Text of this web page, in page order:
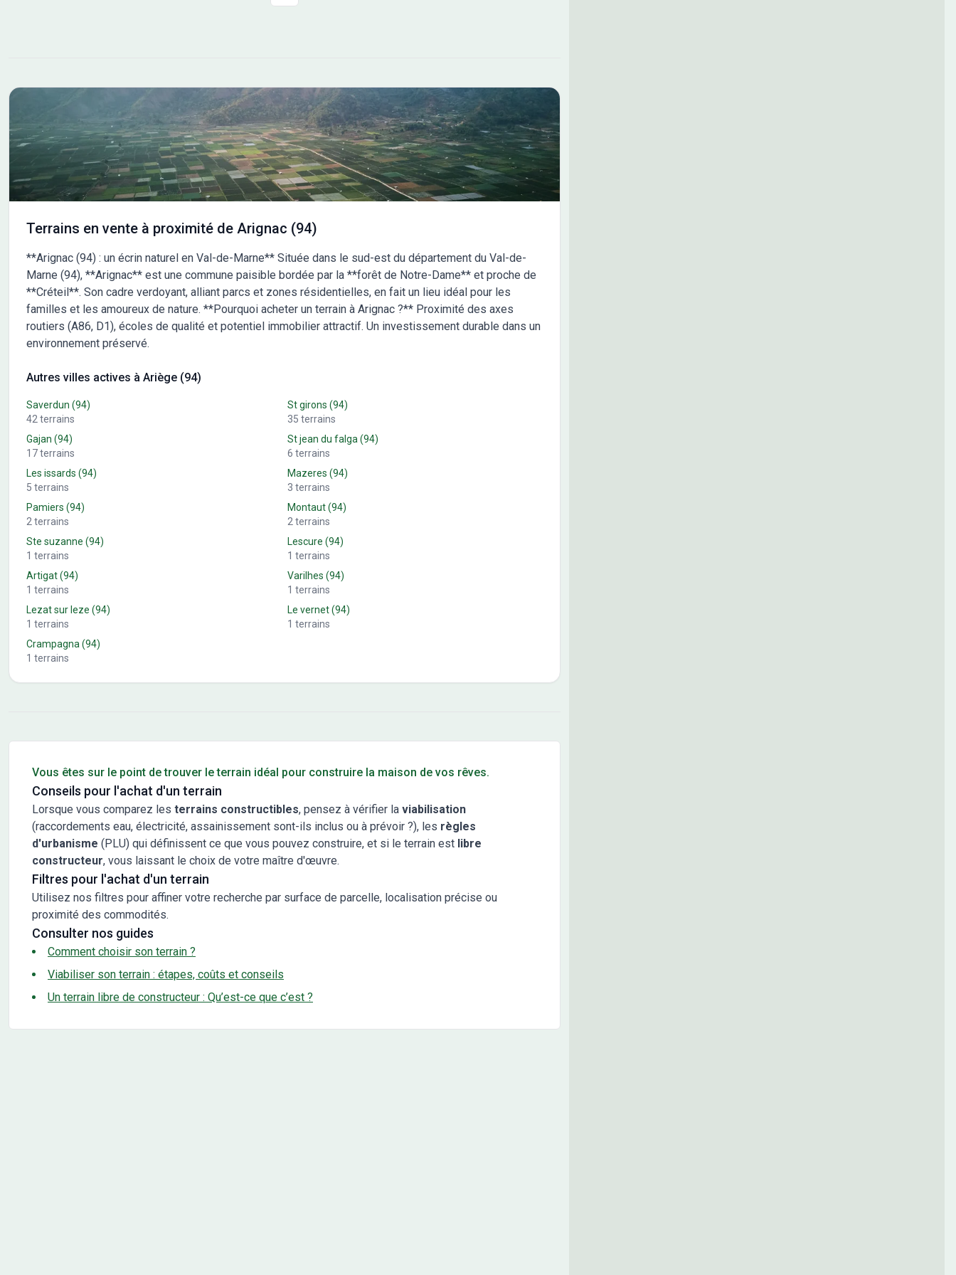
Choisissez parmi nos prestations pour un intérieur qui
reflète votre mode de vie et votre budget. &#128222;
Contactez Maisons France Confort dès aujourd'hui au
05.61.76.07.80 pour découvrir comment faire la maison
de vos rêves. Avec plus de 106 ans d'expérience,
Maisons France Confort vous accompagne à chaque
étape de votre projet. &#10024; Maisons France Confort
: Bien construire votre futur &#10024;
Contactez Thierry FEUGER (06-11-67-96-36) pour
obtenir de plus amples informations sur ce terrain, sur
les démarches à suivre ou sur les modalités de vente.
Maisons France Confort Muret est là pour vous
accompagner à toutes les étapes de votre projet.
Terrains en vente à proximité de Arignac (94)
**Arignac (94) : un écrin naturel en Val-de-Marne** Située dans le sud-est du département du Val-de-
Marne (94), **Arignac** est une commune paisible bordée par la **forêt de Notre-Dame** et proche de
**Créteil**. Son cadre verdoyant, alliant parcs et zones résidentielles, en fait un lieu idéal pour les
familles et les amoureux de nature. **Pourquoi acheter un terrain à Arignac ?** Proximité des axes
routiers (A86, D1), écoles de qualité et potentiel immobilier attractif. Un investissement durable dans un
environnement préservé.
Autres villes actives à Ariège (94)
Saverdun (94)
42terrains
St girons (94)
35 terrains
Gajan (94)
17terrains
St jean du falga(94)
6 terrains
Les issards (94)
5 terrains
Mazeres (94)
3 terrains
Pamiers (94)
2terrains
Montaut(94)
2terrains
Ste suzanne (94)
1 terrains
Lescure (94)
1 terrains
Artigat(94)
1 terrains
Varilhes (94)
1 terrains
Lezat sur leze (94)
1 terrains
Le vernet(94)
1 terrains
Crampagna(94)
1 terrains
Vous êtes sur le point de trouver le terrain idéal pour construire la maison de vos rêves.
Conseils pour l'achat d'un terrain
Lorsque vous comparez les terrains constructibles, pensez à vérifier la viabilisation
(raccordements eau, électricité, assainissement sont-ils inclus ou à prévoir ?), les règles
d'urbanisme (PLU) qui définissent ce que vous pouvez construire, et si le terrain est libre
constructeur, vous laissant le choix de votre maître d'œuvre.
Filtres pour l'achat d'un terrain
Utilisez nos filtres pour affiner votre recherche par surface de parcelle, localisation précise ou
proximité des commodités.
Consulter nos guides
Comment choisir son terrain ?
Viabiliser son terrain : étapes, coûts et conseils
Un terrain libre de constructeur : Qu’est-ce que c’est ?